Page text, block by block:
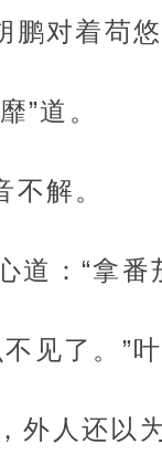
鹏对着苟
”道。
解。
道：“拿番
见了。”
外人还以